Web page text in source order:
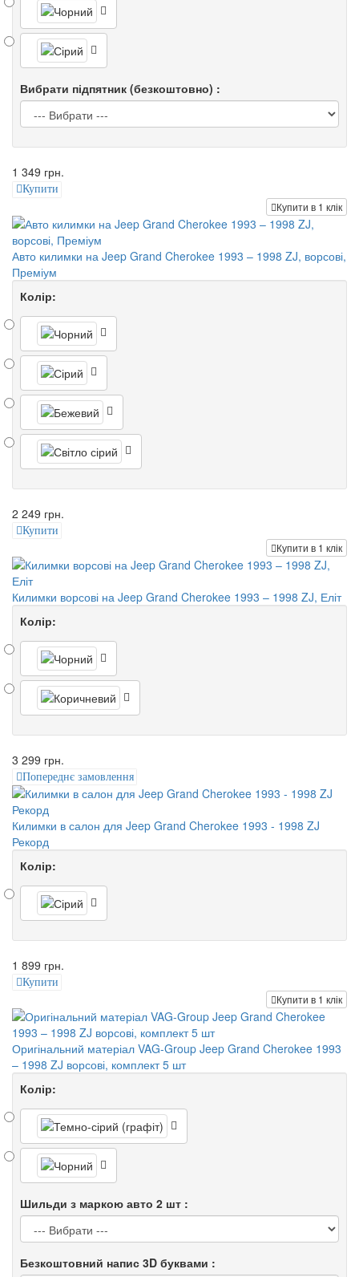
Вибрати підпятник (безкоштовно) :
1 349 грн.
Купити
Купити в 1 клік
Авто килимки на Jeep Grand Cherokee 1993 – 1998 ZJ, ворсові,
Преміум
Колір:
2 249 грн.
Купити
Купити в 1 клік
Килимки ворсові на Jeep Grand Cherokee 1993 – 1998 ZJ, Еліт
Колір:
3 299 грн.
Попереднє замовлення
Килимки в салон для Jeep Grand Cherokee 1993 - 1998 ZJ
Рекорд
Колір:
1 899 грн.
Купити
Купити в 1 клік
Оригінальний матеріал VAG-Group Jeep Grand Cherokee 1993
– 1998 ZJ ворсові, комплект 5 шт
Колір:
Шильди з маркою авто 2 шт :
Безкоштовний напис 3D буквами :